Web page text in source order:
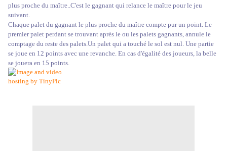
plus proche du maître..C'est le gagnant qui relance le maître pour le jeu
suivant.
Chaque palet du gagnant le plus proche du maître compte pur un point. Le
premier palet perdant se trouvant après le ou les palets gagnants, annule le
comptage du reste des palets.Un palet qui a touché le sol est nul. Une partie
se joue en 12 points avec une revanche. En cas d'égalité des joueurs, la belle
se jouera en 15 points.